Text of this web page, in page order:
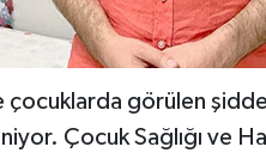
çocuklarda görülen
Çocuk Sağlığı ve